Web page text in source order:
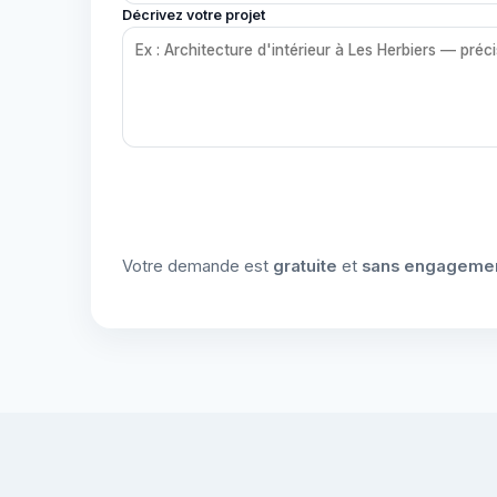
Décrivez votre projet
Votre demande est gratuite et sans